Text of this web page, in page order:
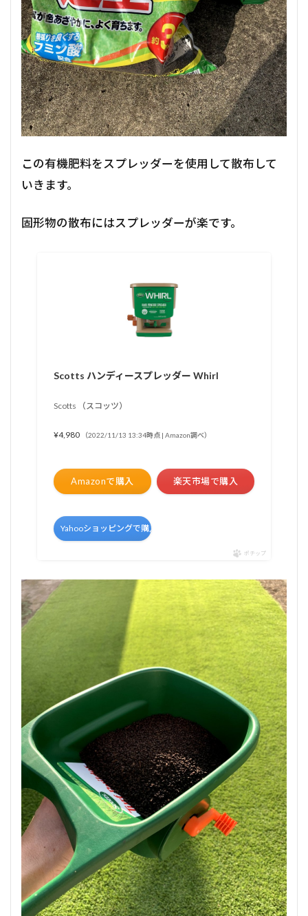
この有機肥料をスプレッダーを使用して散布して
いきます。
固形物の散布にはスプレッダーが楽です。
Scotts ハンディースプレッダー Whirl
Scotts （スコッツ）
¥4,980 （2022/11/13 13:34時点 | Amazon調べ）
Amazonで購入 楽天市場で購入
Yahooショッピングで購入
ポチップ